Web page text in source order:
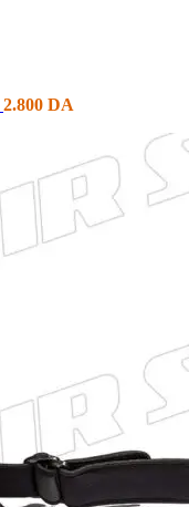
2.800 DA